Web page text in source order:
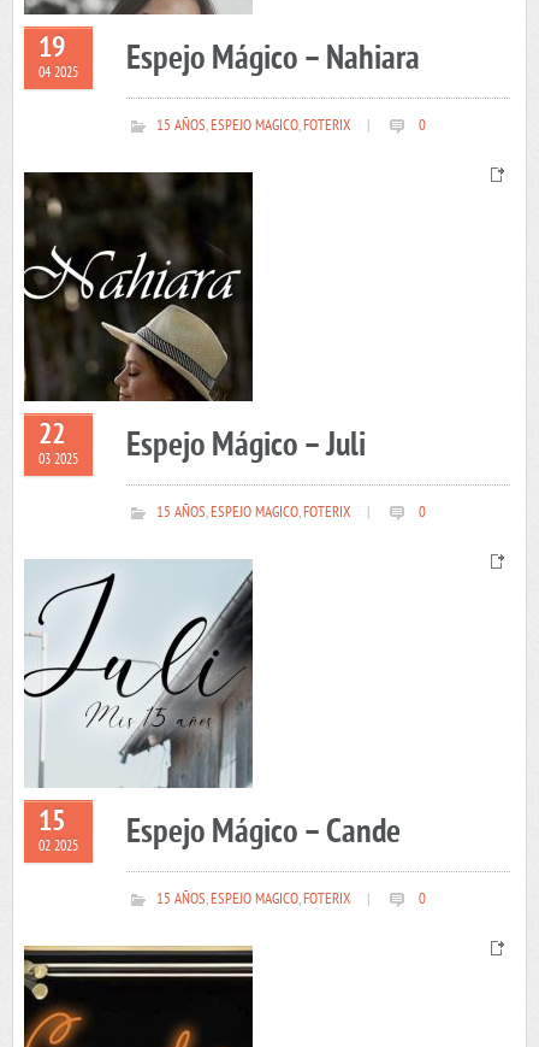
19
04 2025 Espejo Mágico – Nahiara
15 AÑOS,ESPEJO MAGICO,FOTERIX 0
22
03 2025 Espejo Mágico – Juli
15 AÑOS,ESPEJO MAGICO,FOTERIX 0
15
02 2025 Espejo Mágico – Cande
15 AÑOS,ESPEJO MAGICO,FOTERIX 0